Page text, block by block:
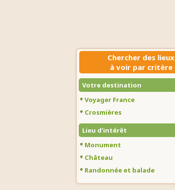
Chercher des lieux
à voir par critère
Votre destination
Voyager France
Crosmières
Lieu d'intérêt
Monument
Château
Randonnée et balade